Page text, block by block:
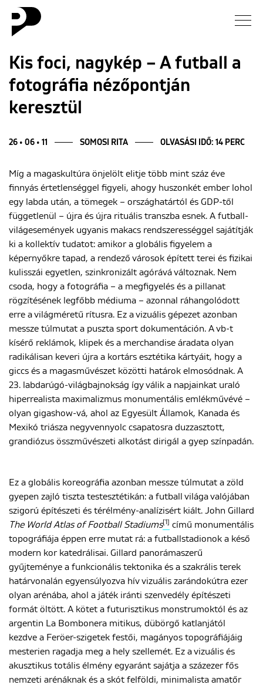
Hírek
Galéria
Blog
Rólunk
ENGLISH
Kis foci, nagykép – A futball a
fotográfia nézőpontján
keresztül
26 • 06 • 11 SOMOSI RITA OLVASÁSI IDŐ: 14 PERC
Míg a magaskultúra önjelölt elitje több mint száz éve
finnyás értetlenséggel figyeli, ahogy huszonkét ember lohol
egy labda után, a tömegek – országhatártól és GDP-től
függetlenül – újra és újra rituális transzba esnek. A futball-
világesemények ugyanis makacs rendszerességgel sajátítják
ki a kollektív tudatot: amikor a globális figyelem a
képernyőkre tapad, a rendező városok épített terei és fizikai
kulisszái egyetlen, szinkronizált agórává változnak. Nem
csoda, hogy a fotográfia – a megfigyelés és a pillanat
rögzítésének legfőbb médiuma – azonnal ráhangolódott
erre a világméretű rítusra. Ez a vizuális gépezet azonban
messze túlmutat a puszta sport dokumentáción. A vb-t
kísérő reklámok, klipek és a merchandise áradata olyan
radikálisan keveri újra a kortárs esztétika kártyáit, hogy a
giccs és a magasművészet közötti határok elmosódnak. A
23. labdarúgó-világbajnokság így válik a napjainkat uraló
hiperrealista maximalizmus monumentális emlékművévé –
olyan gigashow-vá, ahol az Egyesült Államok, Kanada és
Mexikó triásza negyvennyolc csapatosra duzzasztott,
grandiózus összművészeti alkotást dirigál a gyep színpadán.
Ez a globális koreográfia azonban messze túlmutat a zöld
gyepen zajló tiszta testesztétikán: a futball világa valójában
szigorú építészeti és térélmény-analízisért kiált. John Gillard
The World Atlas of Football Stadiums[1] című monumentális
topográfiája éppen erre mutat rá: a futballstadionok a késő
modern kor katedrálisai. Gillard panorámaszerű
gyűjteménye a funkcionális tektonika és a szakrális terek
határvonalán egyensúlyozva hív vizuális zarándokútra ezer
olyan arénába, ahol a játék iránti szenvedély építészeti
formát öltött. A kötet a futurisztikus monstrumoktól és az
argentin La Bombonera mitikus, dübörgő katlanjától
kezdve a Feröer-szigetek festői, magányos topográfiájáig
mesterien ragadja meg a hely szellemét. Ez a vizuális és
akusztikus totális élmény egyaránt sajátja a százezer fős
nemzeti arénáknak és a skót felföldi, minimalista amatőr